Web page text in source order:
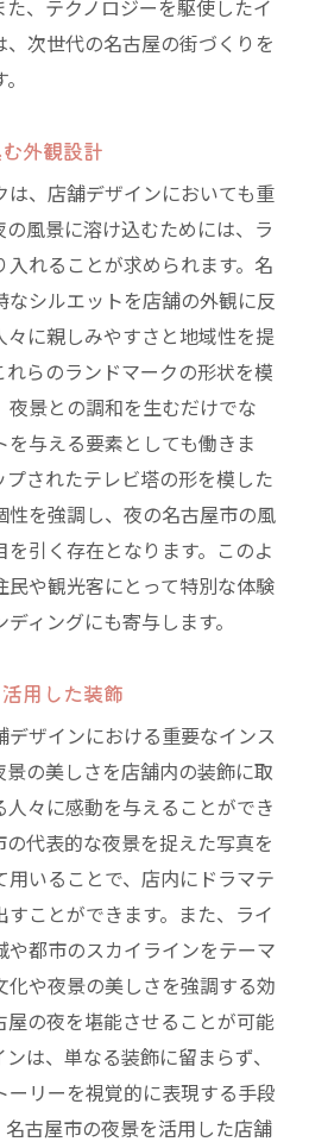
、テクノロジーを駆使したイ
次世代の名古屋の街づくりを
外観設計
、店舗デザインにおいても重
風景に溶け込むためには、ラ
れることが求められます。名
シルエットを店舗の外観に反
に親しみやすさと地域性を提
らのランドマークの形状を模
夜景との調和を生むだけでな
与える要素としても働きま
されたテレビ塔の形を模した
性を強調し、夜の名古屋市の風
引く存在となります。このよ
民や観光客にとって特別な体験
ィングにも寄与します。
用した装飾
ザインにおける重要なインス
の美しさを店舗内の装飾に取
々に感動を与えることができ
代表的な夜景を捉えた写真を
いることで、店内にドラマテ
ことができます。また、ライ
や都市のスカイラインをテーマ
や夜景の美しさを強調する効
の夜を堪能させることが可能
は、単なる装飾に留まらず、
リーを視覚的に表現する手段
古屋市の夜景を活用した店舗